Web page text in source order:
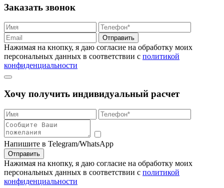
Заказать звонок
Отправить
Нажимая на кнопку, я даю согласие на обработку моих
персональных данных в соответствии с политикой
конфиденциальности
Хочу получить индивидуальный расчет
Напишите в Telegram/WhatsApp
Отправить
Нажимая на кнопку, я даю согласие на обработку моих
персональных данных в соответствии с политикой
конфиденциальности